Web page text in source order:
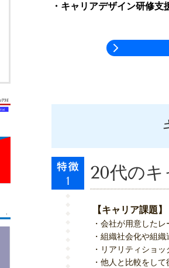
・キャリアデザイン研修支
20代の
【キャリア課題】
・会社が用意した
・組織社会化や組
・リアリティショ
・他人と比較をし